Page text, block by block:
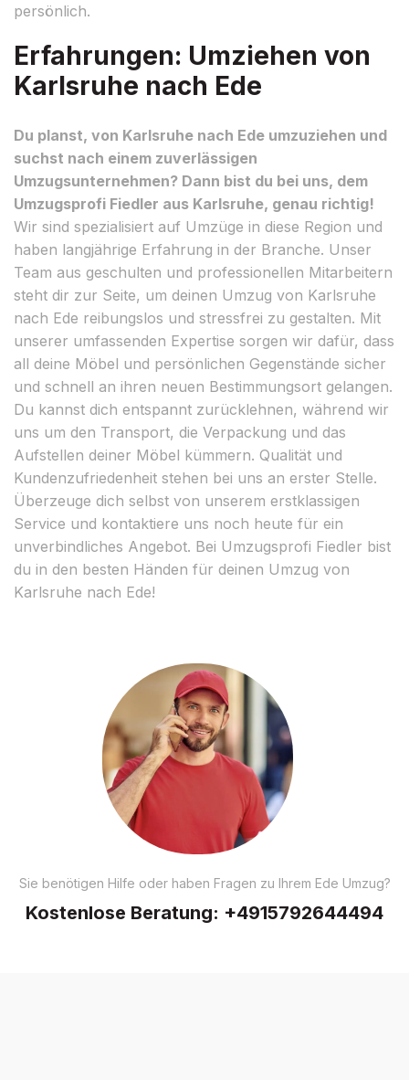
persönlich.
Erfahrungen: Umziehen von
Karlsruhe nach Ede
Du planst, von Karlsruhe nach Ede umzuziehen und
suchst nach einem zuverlässigen
Umzugsunternehmen? Dann bist du bei uns, dem
Umzugsprofi Fiedler aus Karlsruhe, genau richtig!
Wir sind spezialisiert auf Umzüge in diese Region und
haben langjährige Erfahrung in der Branche. Unser
Team aus geschulten und professionellen Mitarbeitern
steht dir zur Seite, um deinen Umzug von Karlsruhe
nach Ede reibungslos und stressfrei zu gestalten. Mit
unserer umfassenden Expertise sorgen wir dafür, dass
all deine Möbel und persönlichen Gegenstände sicher
und schnell an ihren neuen Bestimmungsort gelangen.
Du kannst dich entspannt zurücklehnen, während wir
uns um den Transport, die Verpackung und das
Aufstellen deiner Möbel kümmern. Qualität und
Kundenzufriedenheit stehen bei uns an erster Stelle.
Überzeuge dich selbst von unserem erstklassigen
Service und kontaktiere uns noch heute für ein
unverbindliches Angebot. Bei Umzugsprofi Fiedler bist
du in den besten Händen für deinen Umzug von
Karlsruhe nach Ede!
Sie benötigen Hilfe oder haben Fragen zu Ihrem Ede Umzug?
Kostenlose Beratung: +4915792644494